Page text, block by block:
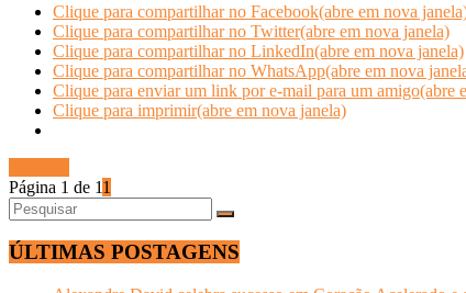
Clique para compartilhar no Facebook(abre em nova
Clique para compartilhar no Twitter(abre em nova janela)
Clique para compartilhar no LinkedIn(abre em nova janela)
Clique para compartilhar no WhatsApp(abre em nova
Clique para enviar um link por e-mail para um amigo(abre
Clique para imprimir(abre em nova janela)
Página 1 de 11
ÚLTIMAS POSTAGENS